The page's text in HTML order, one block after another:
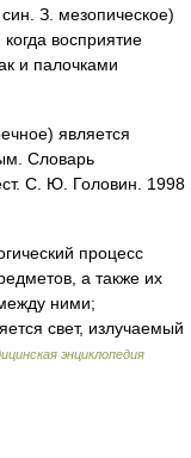
З. мезопическое)
восприятие
и палочками
является
Словарь
С. Ю. Головин. 1998
процесс
а также их
ними;
свет, излучаемый
энциклопедия